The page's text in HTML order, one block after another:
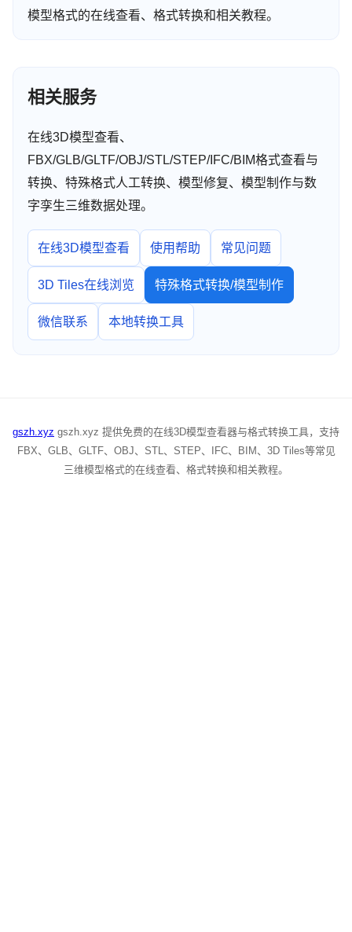
模型格式的在线查看、格式转换和相关教程。
相关服务
在线3D模型查看、
FBX/GLB/GLTF/OBJ/STL/STEP/IFC/BIM格式查看与
转换、特殊格式人工转换、模型修复、模型制作与数
字孪生三维数据处理。
在线3D模型查看 使用帮助 常见问题
3D Tiles在线浏览 特殊格式转换/模型制作
微信联系 本地转换工具
gszh.xyz gszh.xyz 提供免费的在线3D模型查看器与格式转换工具，支持
FBX、GLB、GLTF、OBJ、STL、STEP、IFC、BIM、3D Tiles等常见
三维模型格式的在线查看、格式转换和相关教程。